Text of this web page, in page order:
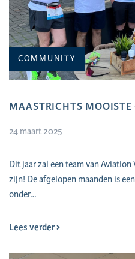
COMMUNITY
MAASTRICHTS MOOISTE
24 maart 2025
Dit jaar zal een team van
zijn! De afgelopen maanden is
onder…
Lees verder